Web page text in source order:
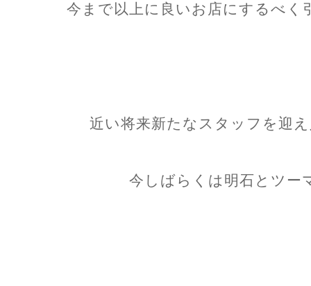
今まで以上に良いお店にするべく
近い将来新たなスタッフを迎
今しばらくは明石とツー